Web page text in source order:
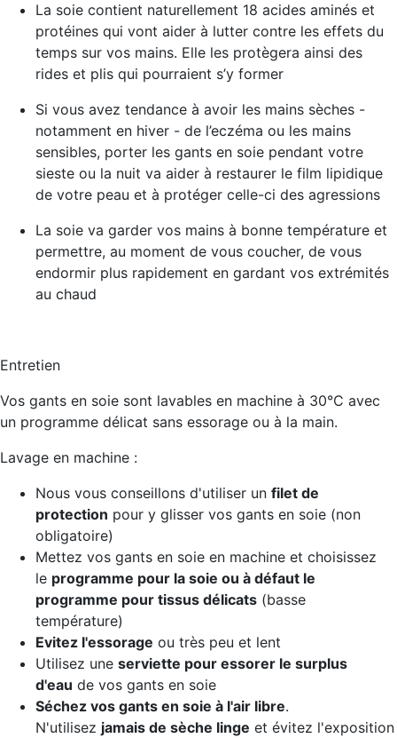
La soie contient naturellement 18 acides aminés et
protéines qui vont aider à lutter contre les effets du
temps sur vos mains. Elle les protègera ainsi des
rides et plis qui pourraient s’y former
Si vous avez tendance à avoir les mains sèches -
notamment en hiver - de l’eczéma ou les mains
sensibles, porter les gants en soie pendant votre
sieste ou la nuit va aider à restaurer le film lipidique
de votre peau et à protéger celle-ci des agressions
La soie va garder vos mains à bonne température et
permettre, au moment de vous coucher, de vous
endormir plus rapidement en gardant vos extrémités
au chaud
Entretien
Vos gants en soie sont lavables en machine à 30°C avec
un programme délicat sans essorage ou à la main.
Lavage en machine :
Nous vous conseillons d'utiliser un filet de
protection pour y glisser vos gants en soie (non
obligatoire)
Mettez vos gants en soie en machine et choisissez
le programme pour la soie ou à défaut le
programme pour tissus délicats (basse
température)
Evitez l'essorage ou très peu et lent
Utilisez une serviette pour essorer le surplus
d'eau de vos gants en soie
Séchez vos gants en soie à l'air libre.
N'utilisez jamais de sèche linge et évitez l'exposition